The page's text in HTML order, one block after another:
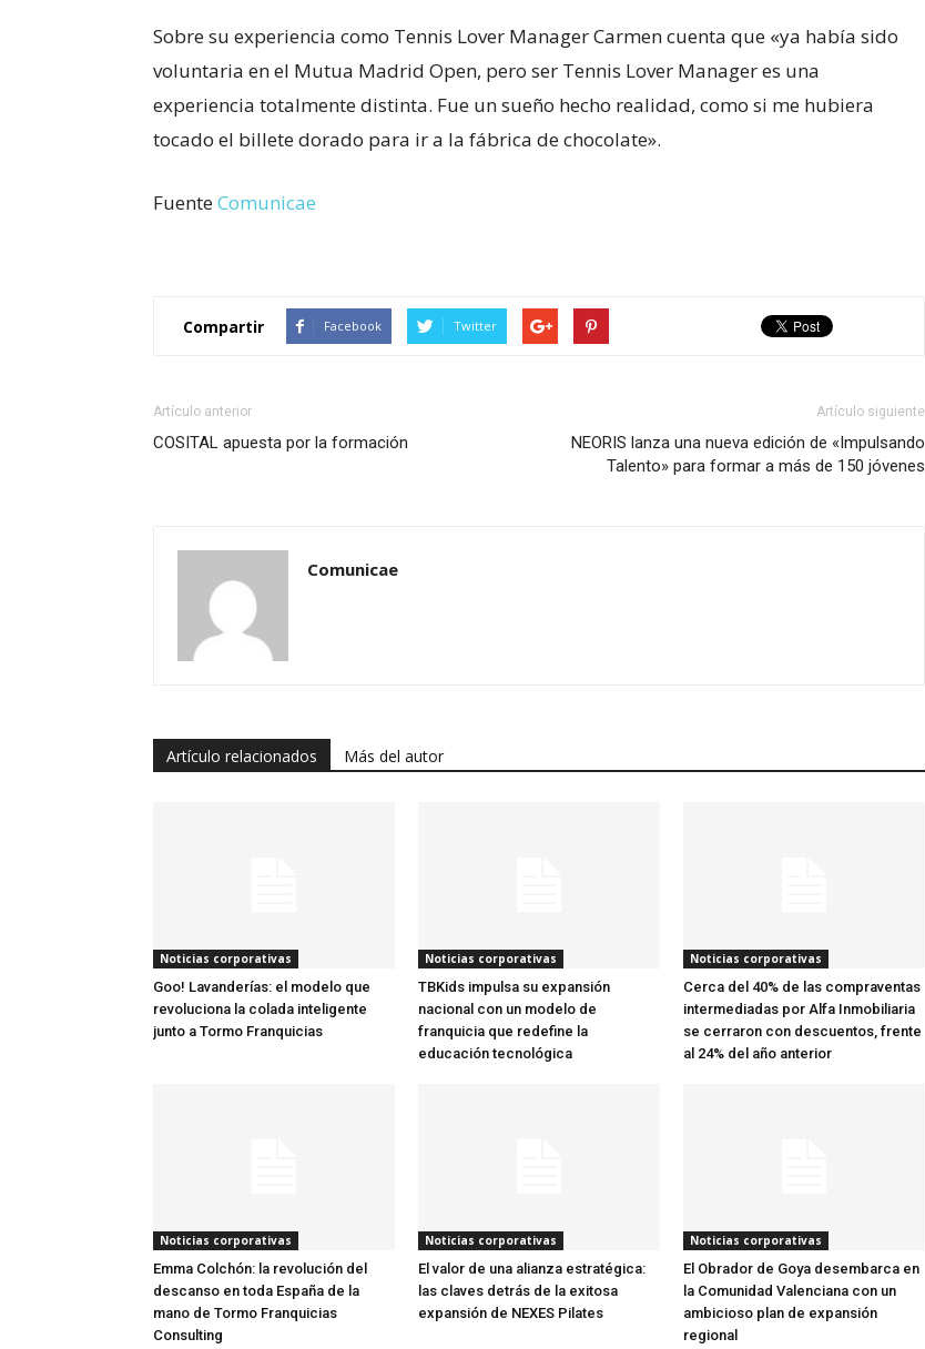
Sobre su experiencia como Tennis Lover Manager Carmen cuenta que «ya había sido
voluntaria en el Mutua Madrid Open, pero ser Tennis Lover Manager es una
experiencia totalmente distinta. Fue un sueño hecho realidad, como si me hubiera
tocado el billete dorado para ir a la fábrica de chocolate».
FuenteComunicae
Compartir Facebook Twitter
Artículo anterior
COSITAL apuesta por la formación
Artículo siguiente
NEORIS lanza una nueva edición de «Impulsando
Talento» para formar a más de 150 jóvenes
Comunicae
Artículo relacionados Más del autor
Noticias corporativas
Goo! Lavanderías: el modelo que
revoluciona la colada inteligente
junto a Tormo Franquicias
Noticias corporativas
TBKids impulsa su expansión
nacional con un modelo de
franquicia que redefine la
educación tecnológica
Noticias corporativas
Cerca del 40% de las compraventas
intermediadas por Alfa Inmobiliaria
se cerraron con descuentos, frente
al 24% del año anterior
Noticias corporativas
Emma Colchón: la revolución del
descanso en toda España de la
mano de Tormo Franquicias
Consulting
Noticias corporativas
El valor de una alianza estratégica:
las claves detrás de la exitosa
expansión de NEXES Pilates
Noticias corporativas
El Obrador de Goya desembarca en
la Comunidad Valenciana con un
ambicioso plan de expansión
regional